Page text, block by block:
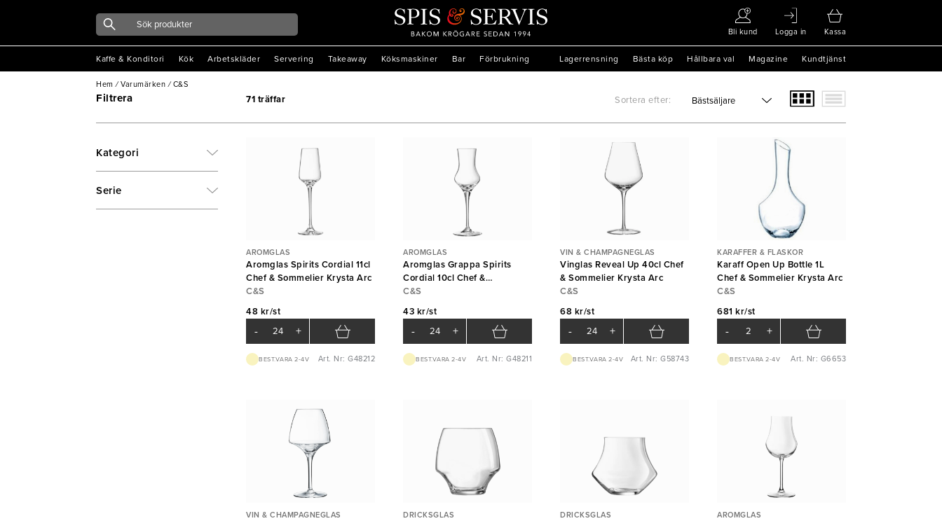
Bli kund Logga in Kassa
Kaffe & Konditori Kök Arbetskläder Servering Takeaway Köksmaskiner Bar Förbrukning Lagerrensning Bästa köp Hållbara val Magazine Kundtjänst
Hem / Varumärken / C&S
Filtrera
Kategori
Serie
71 träffar Sortera efter:
AROMGLAS
Aromglas Spirits Cordial 11cl
Chef & Sommelier Krysta Arc
C&S
48 kr/st
- +
BEST.VARA 2-4V Art. Nr: G48212
AROMGLAS
Aromglas Grappa Spirits
Cordial 10cl Chef &
Sommelier Krysta Arc
C&S
43 kr/st
- +
BEST.VARA 2-4V Art. Nr: G48211
VIN & CHAMPAGNEGLAS
Vinglas Reveal Up 40cl Chef
& Sommelier Krysta Arc
C&S
68 kr/st
- +
BEST.VARA 2-4V Art. Nr: G58743
KARAFFER & FLASKOR
Karaff Open Up Bottle 1L
Chef & Sommelier Krysta Arc
C&S
681 kr/st
- +
BEST.VARA 2-4V Art. Nr: G6653
VIN & CHAMPAGNEGLAS DRICKSGLAS DRICKSGLAS AROMGLAS